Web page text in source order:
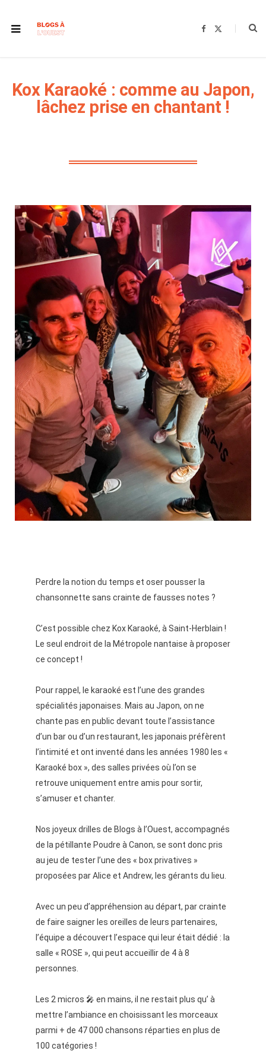
F
)
Kox Karaoké : comme au Japon,
lâchez prise en chantant !
Perdre la notion du temps et oser pousser la
chansonnette sans crainte de fausses notes ?
C’est possible chez Kox Karaoké, à Saint-Herblain !
Le seul endroit de la Métropole nantaise à proposer
ce concept !
Pour rappel, le karaoké est l’une des grandes
spécialités japonaises. Mais au Japon, on ne
chante pas en public devant toute l’assistance
d’un bar ou d’un restaurant, les japonais préfèrent
l’intimité et ont inventé dans les années 1980 les «
Karaoké box », des salles privées où l’on se
retrouve uniquement entre amis pour sortir,
s’amuser et chanter.
Nos joyeux drilles de Blogs à l’Ouest, accompagnés
de la pétillante Poudre à Canon, se sont donc pris
au jeu de tester l’une des « box privatives »
proposées par Alice et Andrew, les gérants du lieu.
Avec un peu d’appréhension au départ, par crainte
de faire saigner les oreilles de leurs partenaires,
l’équipe a découvert l’espace qui leur était dédié : la
salle « ROSE », qui peut accueillir de 4 à 8
personnes.
Les 2 micros 🎤 en mains, il ne restait plus qu’ à
mettre l’ambiance en choisissant les morceaux
parmi + de 47 000 chansons réparties en plus de
100 catégories !